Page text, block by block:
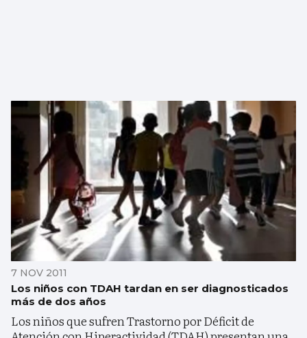
7 NOV 2011
Los niños con TDAH tardan en ser diagnosticados
más de dos años
Los niños que sufren Trastorno por Déficit de